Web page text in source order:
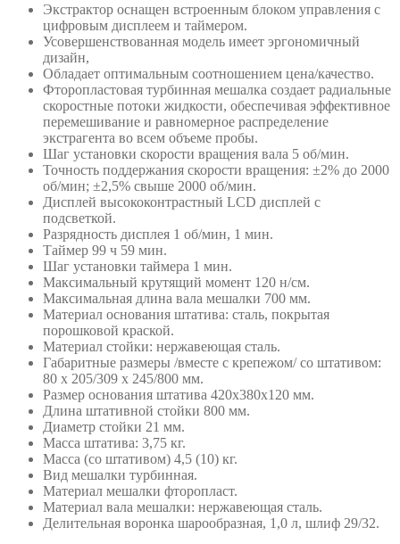
Экстрактор оснащен встроенным блоком управления с
цифровым дисплеем и таймером.
Усовершенствованная модель имеет эргономичный
дизайн,
Обладает оптимальным соотношением цена/качество.
Фторопластовая турбинная мешалка создает радиальные
скоростные потоки жидкости, обеспечивая эффективное
перемешивание и равномерное распределение
экстрагента во всем объеме пробы.
Шаг установки скорости вращения вала 5 об/мин.
Точность поддержания скорости вращения: ±2% до 2000
об/мин; ±2,5% свыше 2000 об/мин.
Дисплей высококонтрастный LCD дисплей с
подсветкой.
Разрядность дисплея 1 об/мин, 1 мин.
Таймер 99 ч 59 мин.
Шаг установки таймера 1 мин.
Максимальный крутящий момент 120 н/см.
Максимальная длина вала мешалки 700 мм.
Материал основания штатива: сталь, покрытая
порошковой краской.
Материал стойки: нержавеющая сталь.
Габаритные размеры /вместе с крепежом/ со штативом:
80 х 205/309 х 245/800 мм.
Размер основания штатива 420х380х120 мм.
Длина штативной стойки 800 мм.
Диаметр стойки 21 мм.
Масса штатива: 3,75 кг.
Масса (со штативом) 4,5 (10) кг.
Вид мешалки турбинная.
Материал мешалки фторопласт.
Материал вала мешалки: нержавеющая сталь.
Делительная воронка шарообразная, 1,0 л, шлиф 29/32.